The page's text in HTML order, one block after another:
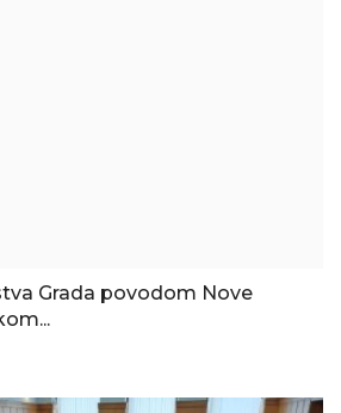
Grada povodom Nove